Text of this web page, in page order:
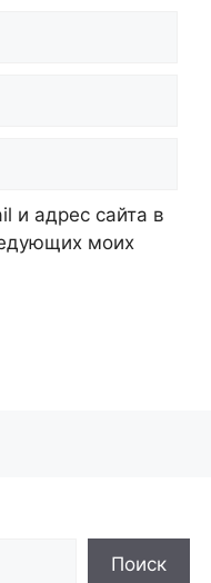
и адрес сайта в
моих
Поиск